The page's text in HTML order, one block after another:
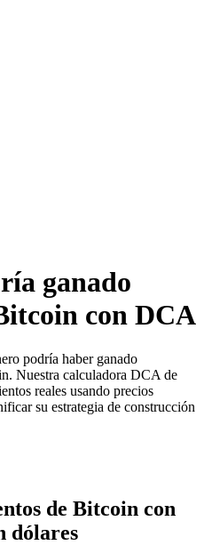
ganado
con DCA
podría haber ganado
Nuestra calculadora DCA de
reales usando precios
su estrategia de construcción
de Bitcoin con
dólares